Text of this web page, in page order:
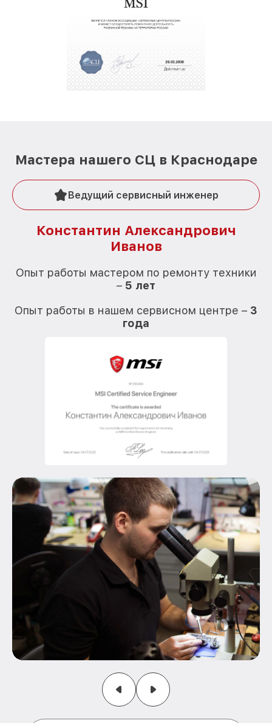
Мастера нашего СЦ в Краснодаре
Ведущий сервисный инженер
Константин Александрович
Иванов
Опыт работы мастером по ремонту техники
– 5 лет
Опыт работы в нашем сервисном центре – 3
года